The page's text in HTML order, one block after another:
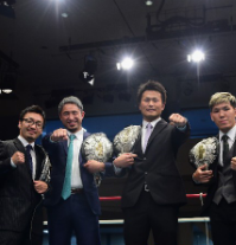
[チャンカン表彰
平成王者たちが令